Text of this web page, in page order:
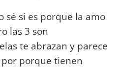
sé si es porque la amo
las 3 son
te abrazan y parece
porque tienen